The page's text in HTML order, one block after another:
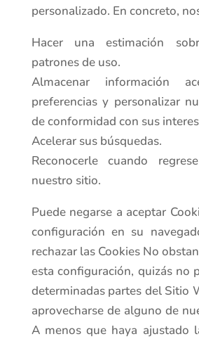
personalizado. En concreto,
Hacer una estimación
patrones de uso.
Almacenar información
preferencias y personalizar
de conformidad con sus
Acelerar sus búsquedas.
Reconocerle cuando
nuestro sitio.
Puede negarse a aceptar
configuración en su
rechazar las Cookies No
esta configuración, quizás no
determinadas partes del Sitio
aprovecharse de alguno de
A menos que haya ajustado